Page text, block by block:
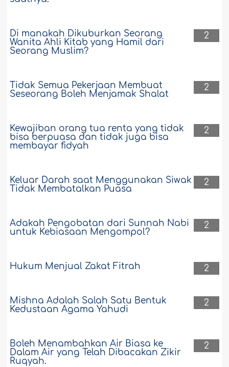
2
Di manakah Dikuburkan Seorang
Wanita Ahli Kitab yang Hamil dari
Seorang Muslim?
2
Tidak Semua Pekerjaan Membuat
Seseorang Boleh Menjamak Shalat
2
Kewajiban orang tua renta yang tidak
bisa berpuasa dan tidak juga bisa
membayar fidyah
2
Keluar Darah saat Menggunakan Siwak
Tidak Membatalkan Puasa
2
Adakah Pengobatan dari Sunnah Nabi
untuk Kebiasaan Mengompol?
2
Hukum Menjual Zakat Fitrah
2
Mishna Adalah Salah Satu Bentuk
Kedustaan Agama Yahudi
2
Boleh Menambahkan Air Biasa ke
Dalam Air yang Telah Dibacakan Zikir
Ruqyah.